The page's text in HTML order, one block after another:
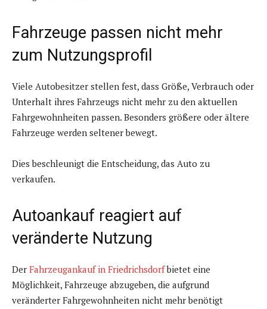
Fahrzeuge passen nicht mehr
zum Nutzungsprofil
Viele Autobesitzer stellen fest, dass Größe, Verbrauch oder
Unterhalt ihres Fahrzeugs nicht mehr zu den aktuellen
Fahrgewohnheiten passen. Besonders größere oder ältere
Fahrzeuge werden seltener bewegt.
Dies beschleunigt die Entscheidung, das Auto zu
verkaufen.
Autoankauf reagiert auf
veränderte Nutzung
Der Fahrzeugankauf in Friedrichsdorfbietet eine
Möglichkeit, Fahrzeuge abzugeben, die aufgrund
veränderter Fahrgewohnheiten nicht mehr benötigt